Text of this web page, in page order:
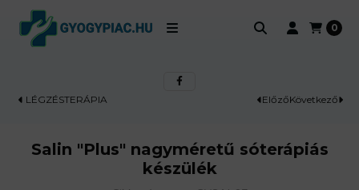
0
LÉGZÉSTERÁPIA ElőzőKövetkező
SALIN "PLUS" NAGYMÉRETŰ
Salin "Plus" nagyméretű sóterápiás
készülék